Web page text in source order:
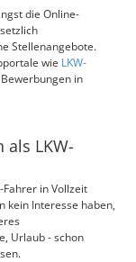
die Online-
Stellenangebote.
wie LKW-
in
als LKW-
in Vollzeit
kein Interesse haben,
Urlaub - schon